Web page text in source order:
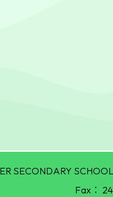
SECONDARY SCHOOL
Fax：